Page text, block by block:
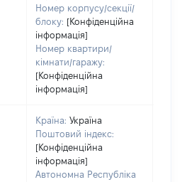
Номер корпусу/секції/
блоку: [Конфіденційна
інформація]
Номер квартири/
кімнати/гаражу:
[Конфіденційна
інформація]
Країна: Україна
Поштовий індекс:
[Конфіденційна
інформація]
Автономна Республіка